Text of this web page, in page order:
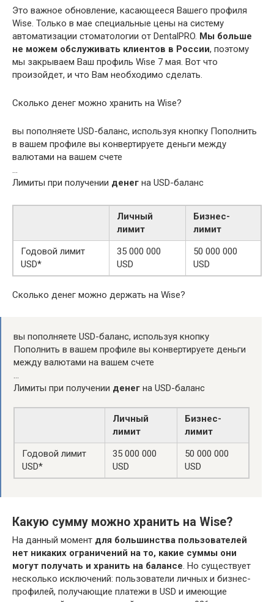
Это важное обновление, касающееся Вашего профиля
Wise. Только в мае специальные цены на систему
автоматизации стоматологии от DentalPRO. Мы больше
не можем обслуживать клиентов в России, поэтому
мы закрываем Ваш профиль Wise 7 мая. Вот что
произойдет, и что Вам необходимо сделать.
Сколько денег можно хранить на Wise?
вы пополняете USD-баланс, используя кнопку Пополнить
в вашем профиле вы конвертируете деньги между
валютами на вашем счете
…
Лимиты при получении денег на USD-баланс
Личный
лимит
Бизнес-
лимит
Годовой лимит
USD*
35 000 000
USD
50 000 000
USD
Сколько денег можно держать на Wise?
вы пополняете USD-баланс, используя кнопку
Пополнить в вашем профиле вы конвертируете деньги
между валютами на вашем счете
…
Лимиты при получении денег на USD-баланс
Личный
лимит
Бизнес-
лимит
Годовой лимит
USD*
35 000 000
USD
50 000 000
USD
Какую сумму можно хранить на Wise?
На данный момент для большинства пользователей
нет никаких ограничений на то, какие суммы они
могут получать и хранить на балансе. Но существует
несколько исключений: пользователи личных и бизнес-
профилей, получающие платежи в USD и имеющие